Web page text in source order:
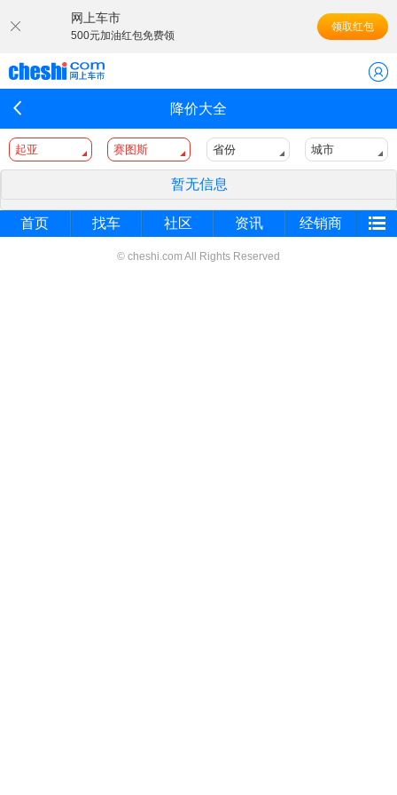
网上车市
500元加油红包免费领
领取红包
降价大全
起亚 赛图斯 省份 城市
暂无信息
首页 找车 社区 资讯 经销商
© cheshi.com All Rights Reserved